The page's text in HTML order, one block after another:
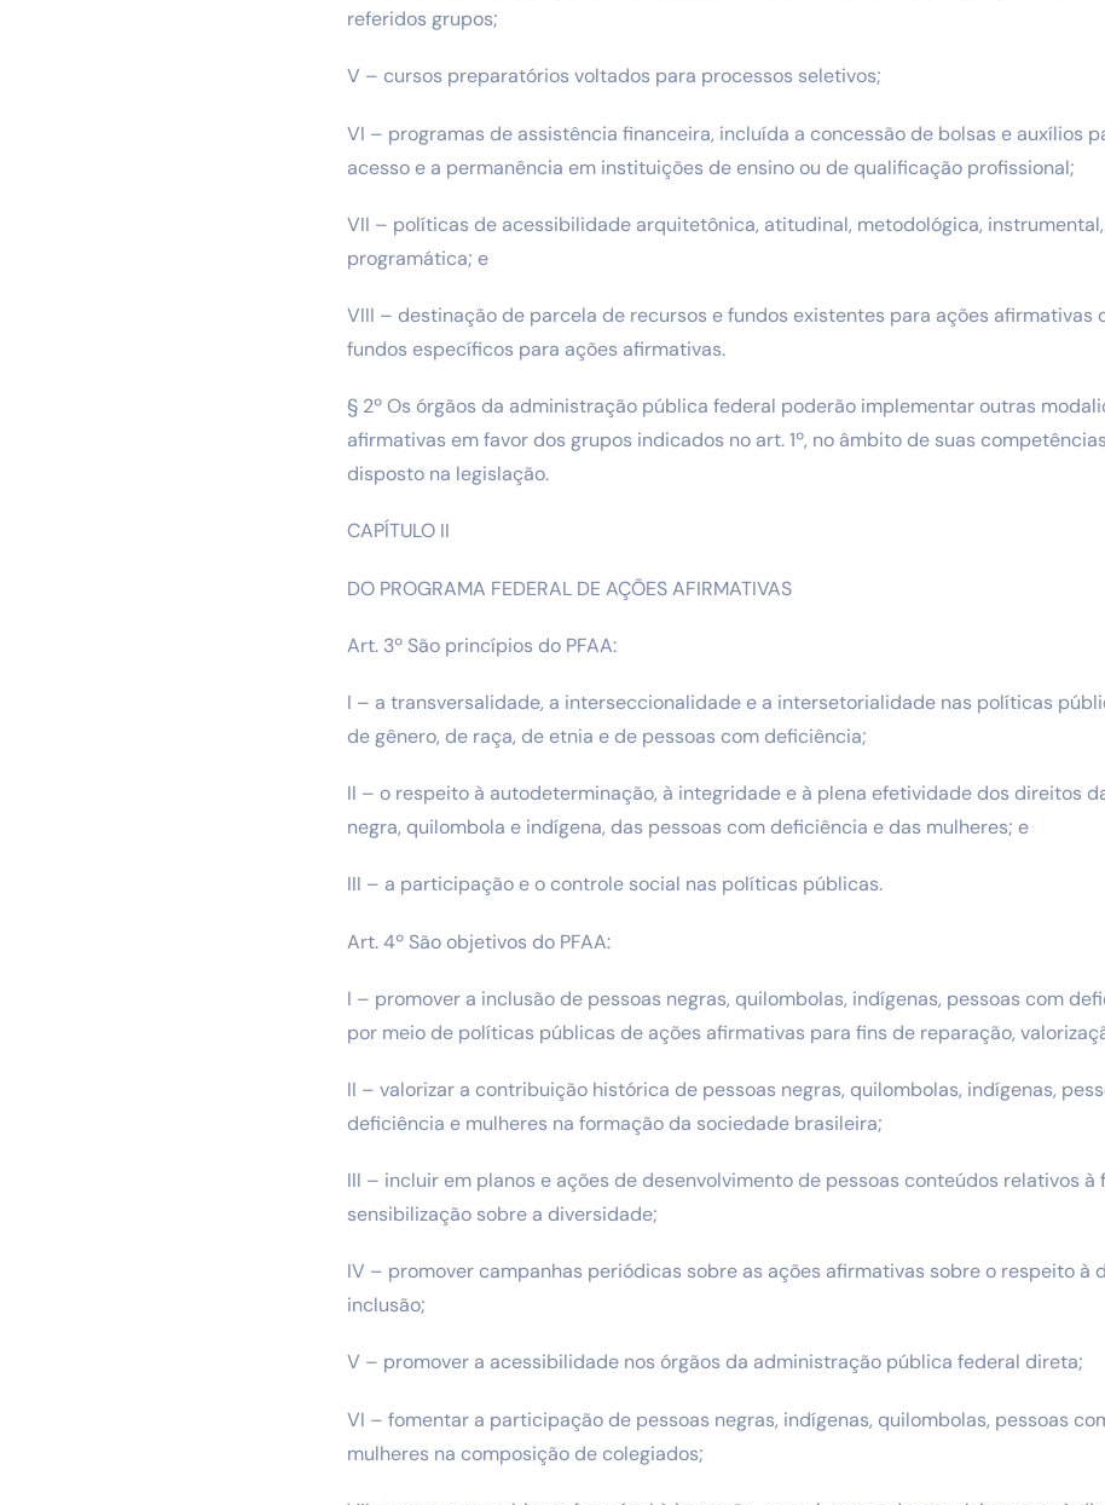
referidos grupos;
V – cursos preparatórios voltados para processos seletivos;
VI – programas de assistência financeira, incluída a concessão de bolsas e auxílios
acesso e a permanência em instituições de ensino ou de qualificação profissional;
VII – políticas de acessibilidade arquitetônica, atitudinal, metodológica,
programática; e
VIII – destinação de parcela de recursos e fundos existentes para ações afirmativas
fundos específicos para ações afirmativas.
§ 2º Os órgãos da administração pública federal poderão implementar outras
afirmativas em favor dos grupos indicados no art. 1º, no âmbito de suas
disposto na legislação.
CAPÍTULO II
DO PROGRAMA FEDERAL DE AÇÕES AFIRMATIVAS
Art. 3º São princípios do PFAA:
I – a transversalidade, a interseccionalidade e a intersetorialidade nas políticas
de gênero, de raça, de etnia e de pessoas com deficiência;
II – o respeito à autodeterminação, à integridade e à plena efetividade dos direitos
negra, quilombola e indígena, das pessoas com deficiência e das mulheres; e
III – a participação e o controle social nas políticas públicas.
Art. 4º São objetivos do PFAA:
I – promover a inclusão de pessoas negras, quilombolas, indígenas, pessoas com
por meio de políticas públicas de ações afirmativas para fins de reparação,
II – valorizar a contribuição histórica de pessoas negras, quilombolas, indígenas,
deficiência e mulheres na formação da sociedade brasileira;
III – incluir em planos e ações de desenvolvimento de pessoas conteúdos relativos à
sensibilização sobre a diversidade;
IV – promover campanhas periódicas sobre as ações afirmativas sobre o respeito à
inclusão;
V – promover a acessibilidade nos órgãos da administração pública federal direta;
VI – fomentar a participação de pessoas negras, indígenas, quilombolas, pessoas
mulheres na composição de colegiados;